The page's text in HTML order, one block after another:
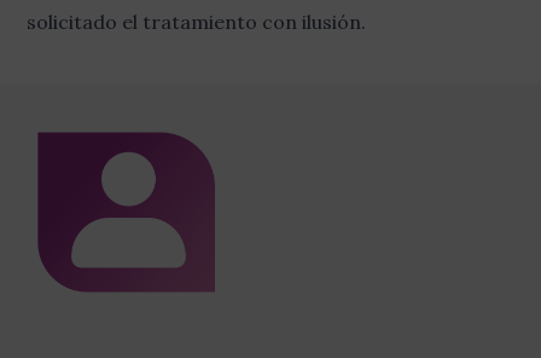
solicitado el tratamiento con ilusión.